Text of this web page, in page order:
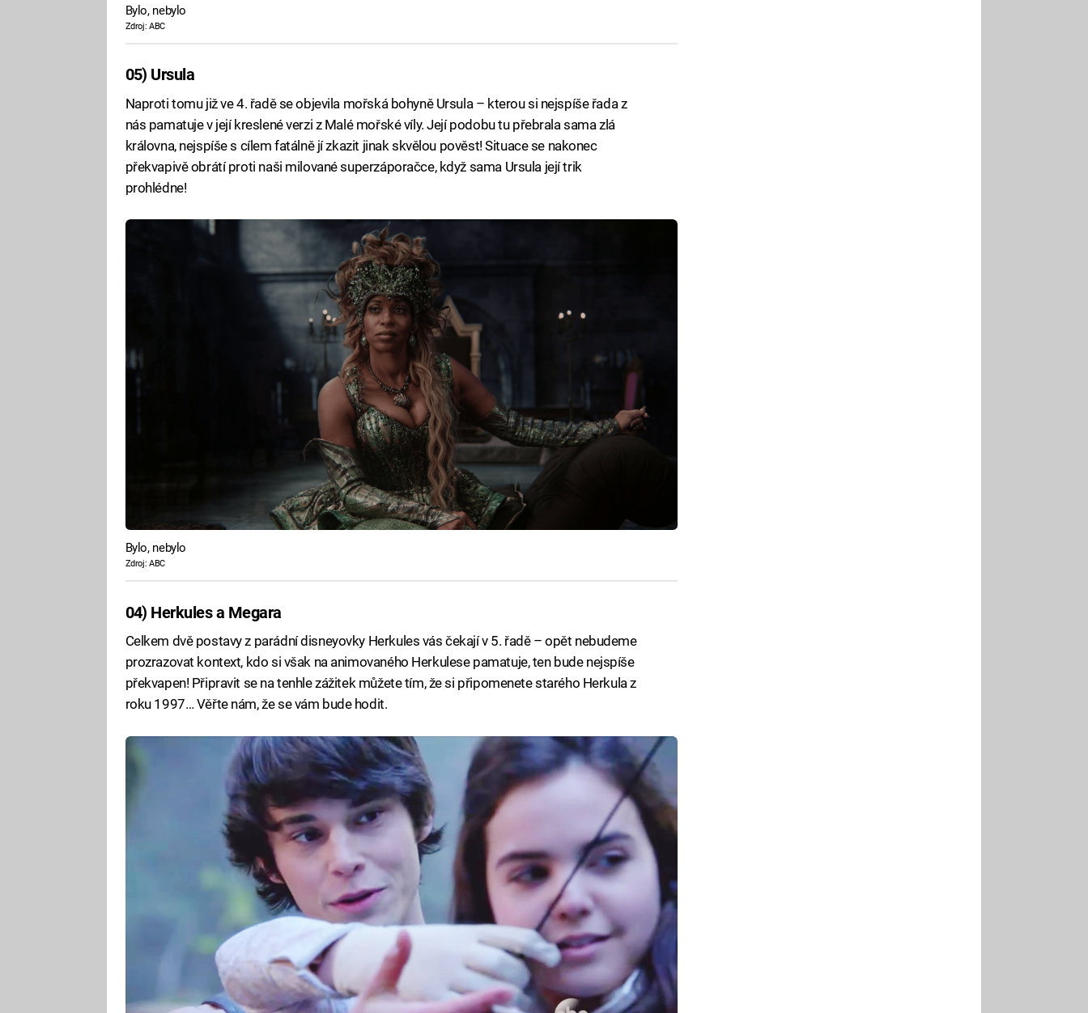
Bylo, nebylo
Zdroj: ABC
05) Ursula
Naproti tomu již ve 4. řadě se objevila mořská bohyně Ursula – kterou si nejspíše řada z
nás pamatuje v její kreslené verzi z Malé mořské víly. Její podobu tu přebrala sama zlá
královna, nejspíše s cílem fatálně jí zkazit jinak skvělou pověst! Situace se nakonec
překvapivě obrátí proti naši milované superzáporačce, když sama Ursula její trik
prohlédne!
Bylo, nebylo
Zdroj: ABC
04) Herkules a Megara
Celkem dvě postavy z parádní disneyovky Herkules vás čekají v 5. řadě – opět nebudeme
prozrazovat kontext, kdo si však na animovaného Herkulese pamatuje, ten bude nejspíše
překvapen! Připravit se na tenhle zážitek můžete tím, že si připomenete starého Herkula z
roku 1997… Věřte nám, že se vám bude hodit.